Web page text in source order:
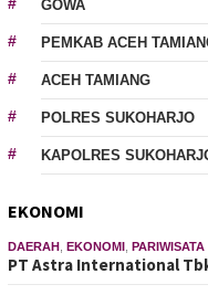
GOWA
PEMKAB ACEH
ACEH TAMIANG
POLRES SUKOHARJO
KAPOLRES
EKONOMI
DAERAH EKONOMI PARIWISATA
PT Astra International